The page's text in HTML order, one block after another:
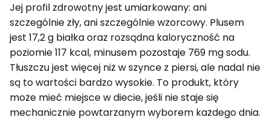
Jej profil zdrowotny jest umiarkowany: ani
szczególnie zły, ani szczególnie wzorcowy. Plusem
jest 17,2 g białka oraz rozsądna kaloryczność na
poziomie 117 kcal, minusem pozostaje 769 mg sodu.
Tłuszczu jest więcej niż w szynce z piersi, ale nadal nie
są to wartości bardzo wysokie. To produkt, który
może mieć miejsce w diecie, jeśli nie staje się
mechanicznie powtarzanym wyborem każdego dnia.